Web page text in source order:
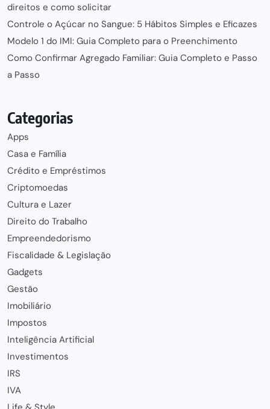
direitos e como solicitar
Controle o Açúcar no Sangue: 5 Hábitos Simples e Eficazes
Modelo 1 do IMI: Guia Completo para o Preenchimento
Como Confirmar Agregado Familiar: Guia Completo e Passo
a Passo
Categorias
Apps
Casa e Família
Crédito e Empréstimos
Criptomoedas
Cultura e Lazer
Direito do Trabalho
Empreendedorismo
Fiscalidade & Legislação
Gadgets
Gestão
Imobiliário
Impostos
Inteligência Artificial
Investimentos
IRS
IVA